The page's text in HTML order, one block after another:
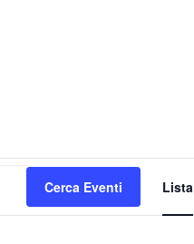
Cerca Eventi Lista